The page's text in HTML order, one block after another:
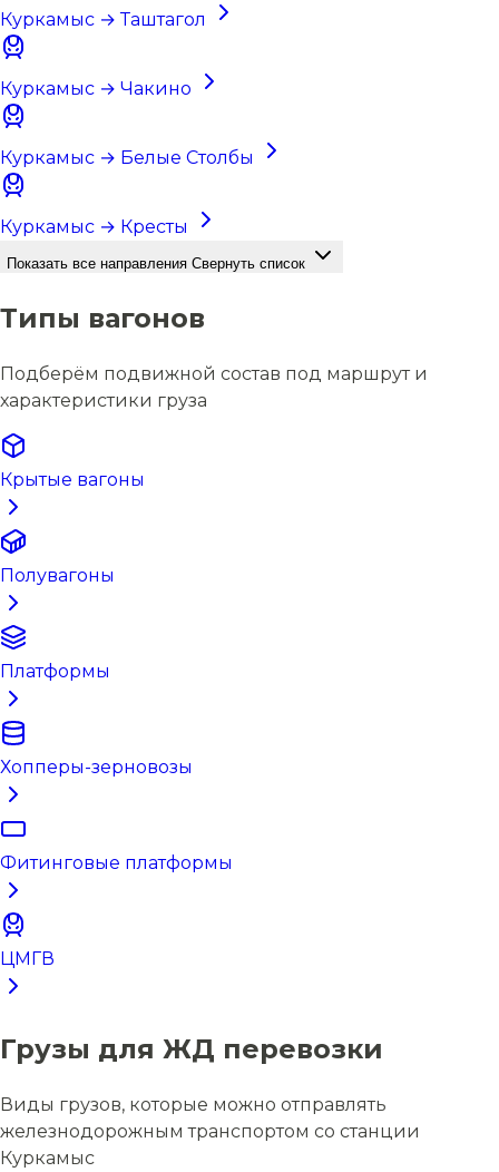
Куркамыс → Таштагол
Куркамыс → Чакино
Куркамыс → Белые Столбы
Куркамыс → Кресты
Показать все направления Свернуть список
Типы вагонов
Подберём подвижной состав под маршрут и
характеристики груза
Крытые вагоны
Полувагоны
Платформы
Хопперы-зерновозы
Фитинговые платформы
ЦМГВ
Грузы для ЖД перевозки
Виды грузов, которые можно отправлять
железнодорожным транспортом со станции
Куркамыс